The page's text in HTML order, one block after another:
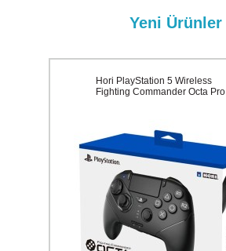
Yeni Ürünler
Hori PlayStation 5 Wireless
Fighting Commander Octa Pro